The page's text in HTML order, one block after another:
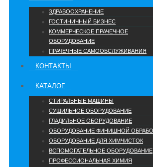
ЗДРАВООХРАНЕНИЕ
ГОСТИНИЧНЫЙ БИЗНЕС
КОММЕРЧЕСКОЕ ПРАЧЕЧНОЕ
ОБОРУДОВАНИЕ
ПРАЧЕЧНЫЕ САМООБСЛУЖИВАНИЯ
КОНТАКТЫ
КАТАЛОГ
СТИРАЛЬНЫЕ МАШИНЫ
СУШИЛЬНОЕ ОБОРУДОВАНИЕ
ГЛАДИЛЬНОЕ ОБОРУДОВАНИЕ
ОБОРУДОВАНИЕ ФИНИШНОЙ
ОБОРУДОВАНИЕ ДЛЯ ХИМЧИСТОК
ВСПОМОГАТЕЛЬНОЕ ОБОРУДОВАНИЕ
ПРОФЕССИОНАЛЬНАЯ ХИМИЯ